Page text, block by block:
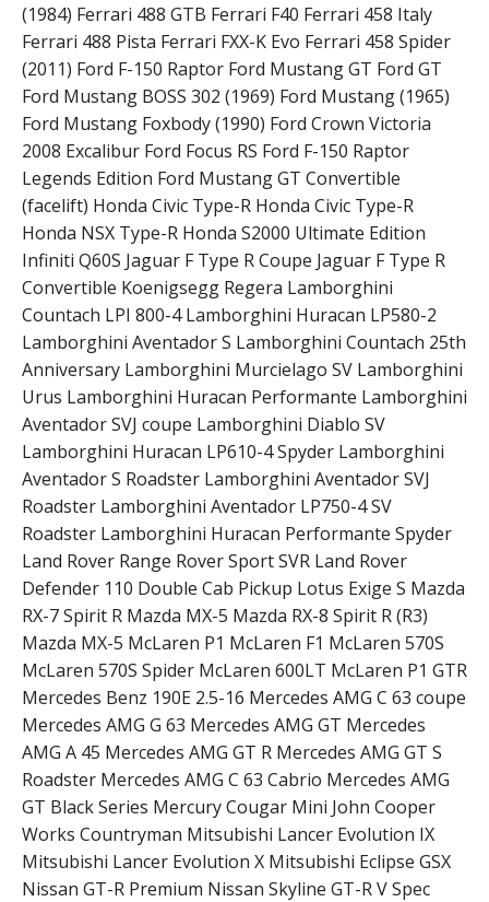
(1984) Ferrari 488 GTB Ferrari F40 Ferrari 458 Italy
Ferrari 488 Pista Ferrari FXX-K Evo Ferrari 458 Spider
(2011) Ford F-150 Raptor Ford Mustang GT Ford GT
Ford Mustang BOSS 302 (1969) Ford Mustang (1965)
Ford Mustang Foxbody (1990) Ford Crown Victoria
2008 Excalibur Ford Focus RS Ford F-150 Raptor
Legends Edition Ford Mustang GT Convertible
(facelift) Honda Civic Type-R Honda Civic Type-R
Honda NSX Type-R Honda S2000 Ultimate Edition
Infiniti Q60S Jaguar F Type R Coupe Jaguar F Type R
Convertible Koenigsegg Regera Lamborghini
Countach LPI 800-4 Lamborghini Huracan LP580-2
Lamborghini Aventador S Lamborghini Countach 25th
Anniversary Lamborghini Murcielago SV Lamborghini
Urus Lamborghini Huracan Performante Lamborghini
Aventador SVJ coupe Lamborghini Diablo SV
Lamborghini Huracan LP610-4 Spyder Lamborghini
Aventador S Roadster Lamborghini Aventador SVJ
Roadster Lamborghini Aventador LP750-4 SV
Roadster Lamborghini Huracan Performante Spyder
Land Rover Range Rover Sport SVR Land Rover
Defender 110 Double Cab Pickup Lotus Exige S Mazda
RX-7 Spirit R Mazda MX-5 Mazda RX-8 Spirit R (R3)
Mazda MX-5 McLaren P1 McLaren F1 McLaren 570S
McLaren 570S Spider McLaren 600LT McLaren P1 GTR
Mercedes Benz 190E 2.5-16 Mercedes AMG C 63 coupe
Mercedes AMG G 63 Mercedes AMG GT Mercedes
AMG A 45 Mercedes AMG GT R Mercedes AMG GT S
Roadster Mercedes AMG C 63 Cabrio Mercedes AMG
GT Black Series Mercury Cougar Mini John Cooper
Works Countryman Mitsubishi Lancer Evolution IX
Mitsubishi Lancer Evolution X Mitsubishi Eclipse GSX
Nissan GT-R Premium Nissan Skyline GT-R V Spec